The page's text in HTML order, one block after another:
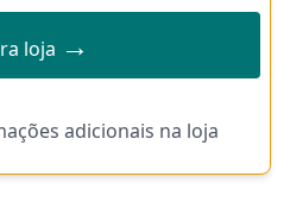
loja →
adicionais na loja